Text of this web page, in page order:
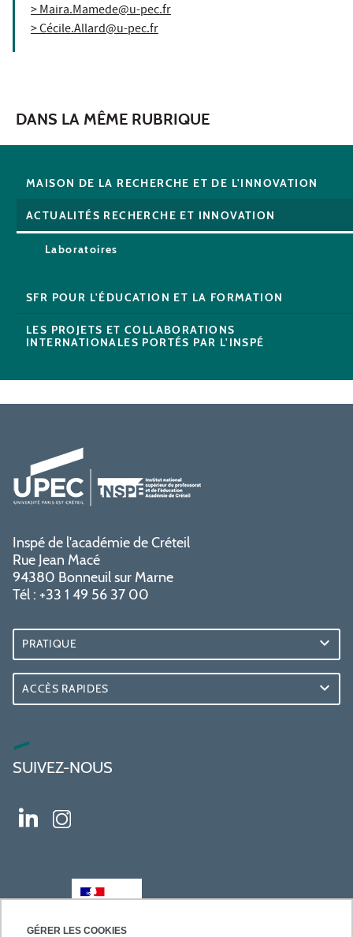
GÉRER LES COOKIES
> Maira.Mamede@u-pec.fr
> Cécile.Allard@u-pec.fr
DANS LA MÊME RUBRIQUE
MAISON DE LA RECHERCHE ET DE L'INNOVATION
ACTUALITÉS RECHERCHE ET INNOVATION
Laboratoires
SFR POUR L'ÉDUCATION ET LA FORMATION
LES PROJETS ET COLLABORATIONS
INTERNATIONALES PORTÉS PAR L'INSPÉ
Inspé de l'académie de Créteil
Rue Jean Macé
94380 Bonneuil sur Marne
Tél : +33 1 49 56 37 00
PRATIQUE
ACCÈS RAPIDES
SUIVEZ-NOUS